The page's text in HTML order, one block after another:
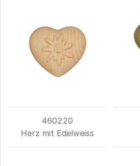
460220
Herz mit Edelweiss